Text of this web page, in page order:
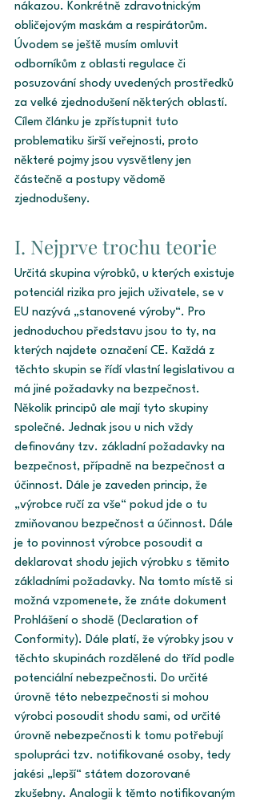
nákazou. Konkrétně zdravotnickým
obličejovým maskám a respirátorům.
Úvodem se ještě musím omluvit
odborníkům z oblasti regulace či
posuzování shody uvedených prostředků
za velké zjednodušení některých oblastí.
Cílem článku je zpřístupnit tuto
problematiku širší veřejnosti, proto
některé pojmy jsou vysvětleny jen
částečně a postupy vědomě
zjednodušeny.
I. Nejprve trochu teorie
Určitá skupina výrobků, u kterých existuje
potenciál rizika pro jejich uživatele, se v
EU nazývá „stanovené výroby“. Pro
jednoduchou představu jsou to ty, na
kterých najdete označení CE. Každá z
těchto skupin se řídí vlastní legislativou a
má jiné požadavky na bezpečnost.
Několik principů ale mají tyto skupiny
společné. Jednak jsou u nich vždy
definovány tzv. základní požadavky na
bezpečnost, případně na bezpečnost a
účinnost. Dále je zaveden princip, že
„výrobce ručí za vše“ pokud jde o tu
zmiňovanou bezpečnost a účinnost. Dále
je to povinnost výrobce posoudit a
deklarovat shodu jejich výrobku s těmito
základními požadavky. Na tomto místě si
možná vzpomenete, že znáte dokument
Prohlášení o shodě (Declaration of
Conformity). Dále platí, že výrobky jsou v
těchto skupinách rozdělené do tříd podle
potenciální nebezpečnosti. Do určité
úrovně této nebezpečnosti si mohou
výrobci posoudit shodu sami, od určité
úrovně nebezpečnosti k tomu potřebují
spolupráci tzv. notifikované osoby, tedy
jakési „lepší“ státem dozorované
zkušebny. Analogii k těmto notifikovaným